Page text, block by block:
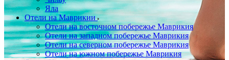
Яла
Отели на Маврикии
Отели на восточном побережье Маврикия
Отели на западном побережье Маврикия
Отели на северном побережье Маврикия
Отели на южном побережье Маврикия